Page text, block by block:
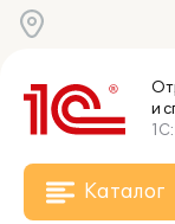
и
Каталог